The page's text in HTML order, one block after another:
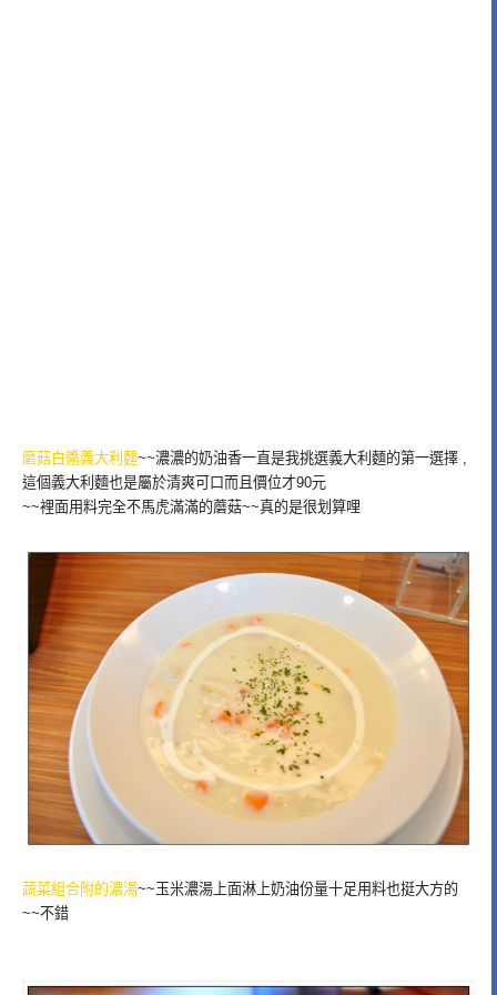
磨菇白醬義大利麵~~濃濃的奶油香一直是我挑選義大利麵的第一選擇 ,
這個義大利麵也是屬於清爽可口而且價位才90元
~~裡面用料完全不馬虎滿滿的蘑菇~~真的是很划算哩
蔬菜組合附的濃湯~~玉米濃湯上面淋上奶油份量十足用料也挺大方的
~~不錯